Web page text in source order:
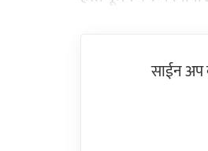
साईन अप